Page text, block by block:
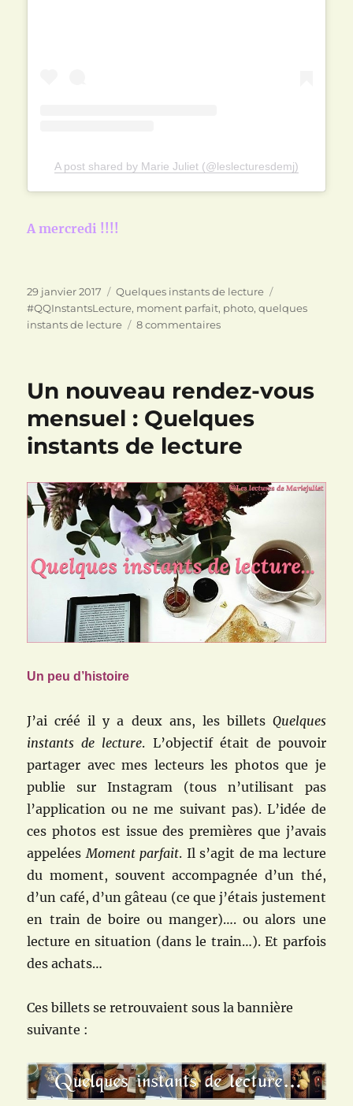
A post shared by Marie Juliet (@leslecturesdemj)
A mercredi !!!!
Publié
le
29 janvier 2017 Catégories
Quelques instants de lecture
#QQInstantsLecture, moment parfait, photo,quelques
instants de lecture
8 commentairessur
nouveau
vous
mensuel
:
instants
de
lecture
#QQInstantsLecture
Un nouveau rendez-vous
mensuel : Quelques
instants de lecture
Un peu d’histoire
J’ai créé il y a deux ans, les billets Quelques
instants de lecture. L’objectif était de pouvoir
partager avec mes lecteurs les photos que je
publie sur Instagram (tous n’utilisant pas
l’application ou ne me suivant pas). L’idée de
ces photos est issue des premières que j’avais
appeléesMoment parfait. Il s’agit de ma lecture
du moment, souvent accompagnée d’un thé,
d’un café, d’un gâteau (ce que j’étais justement
en train de boire ou manger)…. ou alors une
lecture en situation (dans le train…). Et parfois
des achats…
Ces billets se retrouvaient sous la bannière
suivante :